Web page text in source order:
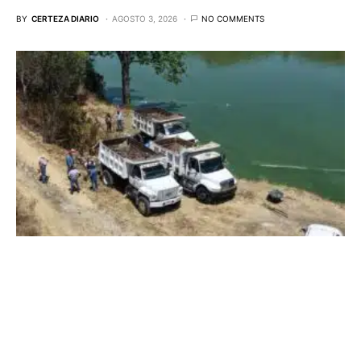
BY CERTEZA DIARIO AGOSTO 3, 2026 NO COMMENTS